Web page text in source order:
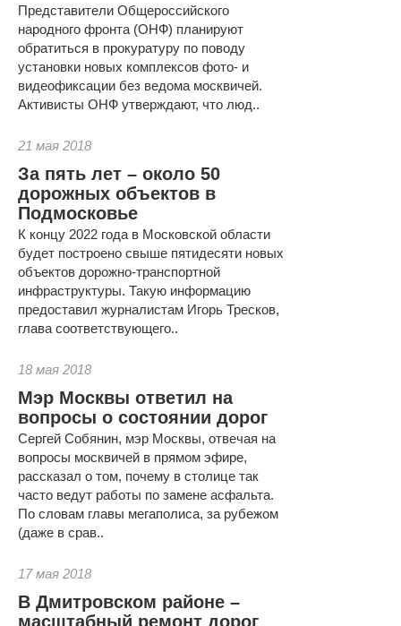
Представители Общероссийского
народного фронта (ОНФ) планируют
обратиться в прокуратуру по поводу
установки новых комплексов фото- и
видеофиксации без ведома москвичей.
Активисты ОНФ утверждают, что люд..
21 мая 2018
За пять лет – около 50
дорожных объектов в
Подмосковье
К концу 2022 года в Московской области
будет построено свыше пятидесяти новых
объектов дорожно-транспортной
инфраструктуры. Такую информацию
предоставил журналистам Игорь Тресков,
глава соответствующего..
18 мая 2018
Мэр Москвы ответил на
вопросы о состоянии дорог
Сергей Собянин, мэр Москвы, отвечая на
вопросы москвичей в прямом эфире,
рассказал о том, почему в столице так
часто ведут работы по замене асфальта.
По словам главы мегаполиса, за рубежом
(даже в срав..
17 мая 2018
В Дмитровском районе –
масштабный ремонт дорог